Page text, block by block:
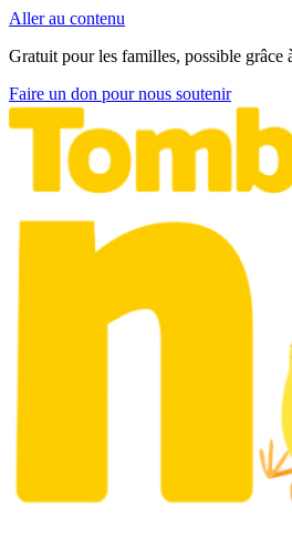
Aller au contenu
Gratuit pour les familles, possible grâce
Faire un don pour nous soutenir